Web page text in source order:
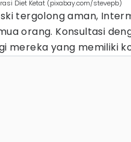
Diet Ketat (pixabay.com/stevepb)
tergolong aman,
orang. Konsultasi
mereka yang memiliki